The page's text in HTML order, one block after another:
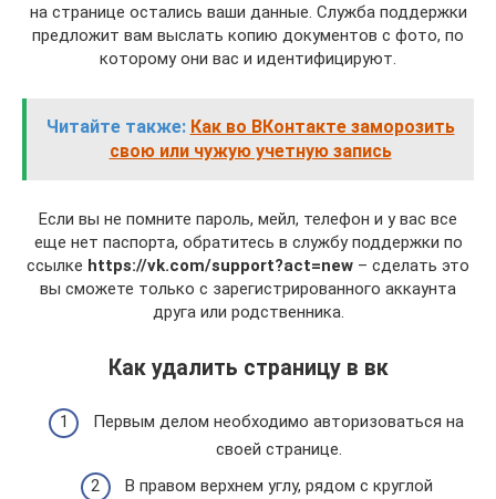
на странице остались ваши данные. Служба поддержки
предложит вам выслать копию документов с фото, по
которому они вас и идентифицируют.
Читайте также: Как во ВКонтакте заморозить
свою или чужую учетную запись
Если вы не помните пароль, мейл, телефон и у вас все
еще нет паспорта, обратитесь в службу поддержки по
ссылке https://vk.com/support?act=new – сделать это
вы сможете только с зарегистрированного аккаунта
друга или родственника.
Как удалить страницу в вк
Первым делом необходимо авторизоваться на
своей странице.
В правом верхнем углу, рядом с круглой